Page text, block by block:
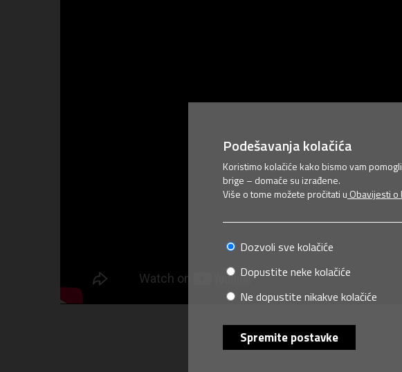
Podešavanja kolačića
Koristimo kolačiće kako bismo vam
brige – domaće su izrađene.
Više o tome možete pročitati u Obavijesti o
Dozvoli sve kolačiće
Dopustite neke kolačiće
Ne dopustite nikakve kolačiće
Spremite postavke